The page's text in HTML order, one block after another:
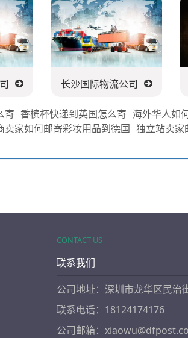
长沙国际物流公司
寄 香槟杯快递到英国怎么寄 海外华人如
卖家如何邮寄彩妆用品到德国 独立站卖家
CONTACT US
联系我们
公司地址：深圳市龙华区民治
联系电话：18124174176
公司邮箱：